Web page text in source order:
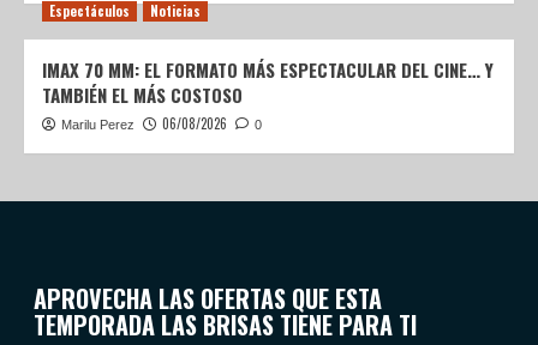
Espectáculos Noticias
IMAX 70 MM: EL FORMATO MÁS ESPECTACULAR DEL CINE… Y
TAMBIÉN EL MÁS COSTOSO
Marilu Perez 06/08/2026 0
APROVECHA LAS OFERTAS QUE ESTA
TEMPORADA LAS BRISAS TIENE PARA TI